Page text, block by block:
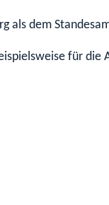
dem
für die